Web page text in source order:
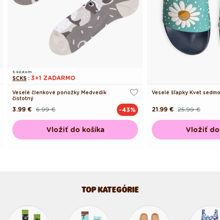
S kódom
SCKS: 3+1 ZADARMO
Veselé členkové ponožky Medvedík
čistotný
Pôvodná6.99 €
Akciová
3.99 € -43%
Vložiť do košíka
Veselé šľapky Kvet
Pôvodná25.99 €
Akciová
21.99 €
Vložiť do
TOP KATEGÓRIE